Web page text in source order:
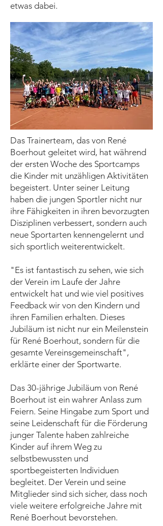
etwas dabei.
Das Trainerteam, das von René
Boerhout geleitet wird, hat während
der ersten Woche des Sportcamps
die Kinder mit unzähligen Aktivitäten
begeistert. Unter seiner Leitung
haben die jungen Sportler nicht nur
ihre Fähigkeiten in ihren bevorzugten
Disziplinen verbessert, sondern auch
neue Sportarten kennengelernt und
sich sportlich weiterentwickelt.
"Es ist fantastisch zu sehen, wie sich
der Verein im Laufe der Jahre
entwickelt hat und wie viel positives
Feedback wir von den Kindern und
ihren Familien erhalten. Dieses
Jubiläum ist nicht nur ein Meilenstein
für René Boerhout, sondern für die
gesamte Vereinsgemeinschaft",
erklärte einer der Sportwarte.
Das 30-jährige Jubiläum von René
Boerhout ist ein wahrer Anlass zum
Feiern. Seine Hingabe zum Sport und
seine Leidenschaft für die Förderung
junger Talente haben zahlreiche
Kinder auf ihrem Weg zu
selbstbewussten und
sportbegeisterten Individuen
begleitet. Der Verein und seine
Mitglieder sind sich sicher, dass noch
viele weitere erfolgreiche Jahre mit
René Boerhout bevorstehen.